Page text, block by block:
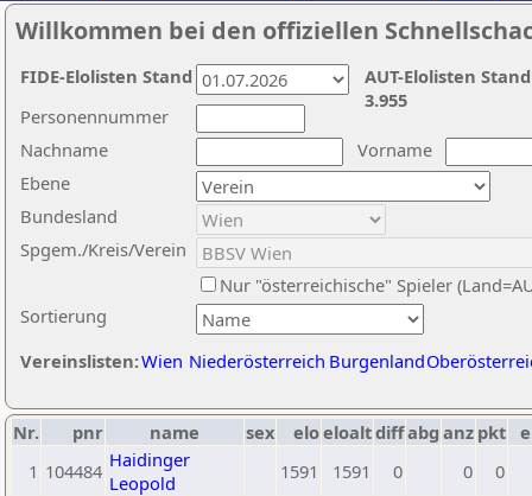
Willkommen bei den offiziellen
Nachname
Vorname
Ebene
Sortierung
Personennummer
Bundesland
Spgem./Kreis/Verein
Nur "österreichische" Spieler
Vereinslisten:Wien Niederösterreich Burgenland
AUT-Elolisten
3.955
FIDE-Elolisten Stand
Nr. pnr name sex eloeloaltdiffabg anz pkt
1 104484 Haidinger
Leopold
1591 1591 0 0 0